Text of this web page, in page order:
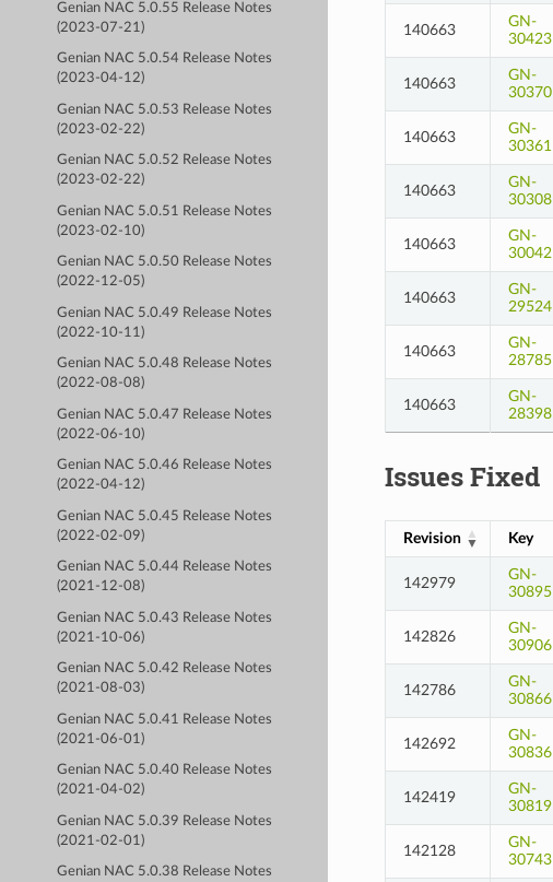
Genian NAC 5.0.55 Release Notes
(2023-07-21)
Genian NAC 5.0.54 Release Notes
(2023-04-12)
Genian NAC 5.0.53 Release Notes
(2023-02-22)
Genian NAC 5.0.52 Release Notes
(2023-02-22)
Genian NAC 5.0.51 Release Notes
(2023-02-10)
Genian NAC 5.0.50 Release Notes
(2022-12-05)
Genian NAC 5.0.49 Release Notes
(2022-10-11)
Genian NAC 5.0.48 Release Notes
(2022-08-08)
Genian NAC 5.0.47 Release Notes
(2022-06-10)
Genian NAC 5.0.46 Release Notes
(2022-04-12)
Genian NAC 5.0.45 Release Notes
(2022-02-09)
Genian NAC 5.0.44 Release Notes
(2021-12-08)
Genian NAC 5.0.43 Release Notes
(2021-10-06)
Genian NAC 5.0.42 Release Notes
(2021-08-03)
Genian NAC 5.0.41 Release Notes
(2021-06-01)
Genian NAC 5.0.40 Release Notes
(2021-04-02)
Genian NAC 5.0.39 Release Notes
(2021-02-01)
Genian NAC 5.0.38 Release Notes
140663
GN-
30423
140663
GN-
30370
140663
GN-
30361
140663
GN-
30308
140663
GN-
30042
140663
GN-
29524
140663
GN-
28785
140663
GN-
28398
Issues Fixed
Revision Key
142979
GN-
30895
142826
GN-
30906
142786
GN-
30866
142692
GN-
30836
142419
GN-
30819
142128
GN-
30743